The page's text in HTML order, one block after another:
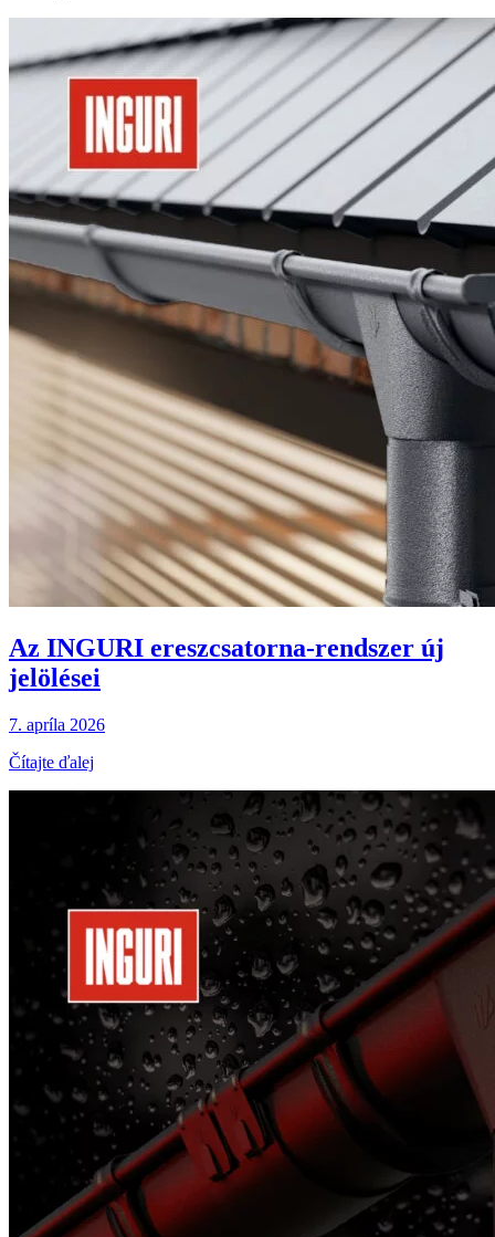
Az INGURI ereszcsatorna-rendszer új
jelölései
7. apríla 2026
Čítajte ďalej